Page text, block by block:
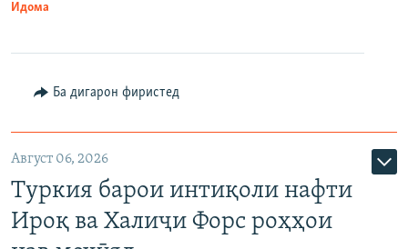
Идома
Ба дигарон фиристед
Август 06, 2026
Туркия барои интиқоли нафти
Ироқ ва Халиҷи Форс роҳҳои